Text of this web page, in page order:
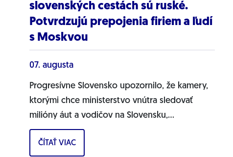
slovenských cestách sú ruské.
Potvrdzujú prepojenia firiem a ľudí
s Moskvou
07. augusta
Progresívne Slovensko upozornilo, že kamery,
ktorými chce ministerstvo vnútra sledovať
milióny áut a vodičov na Slovensku,
pochádzajú pravdepodobne z Ruska. Dnes
hnutie prinieslo dôkazy,...
ČÍTAŤ VIAC